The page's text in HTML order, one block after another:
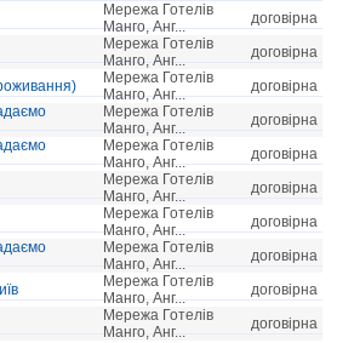
Мережа Готелів
Манго, Анг...
договірна
Мережа Готелів
Манго, Анг...
договірна
Мережа Готелів
Манго, Анг...
договірна
Мережа Готелів
Манго, Анг...
договірна
Мережа Готелів
Манго, Анг...
договірна
Мережа Готелів
Манго, Анг...
договірна
Мережа Готелів
Манго, Анг...
договірна
Мережа Готелів
Манго, Анг...
договірна
Мережа Готелів
Манго, Анг...
договірна
Мережа Готелів
Манго, Анг...
договірна